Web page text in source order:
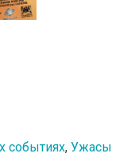
событиях, Ужасы